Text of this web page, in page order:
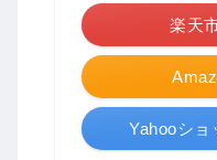
楽天
Yahooシ